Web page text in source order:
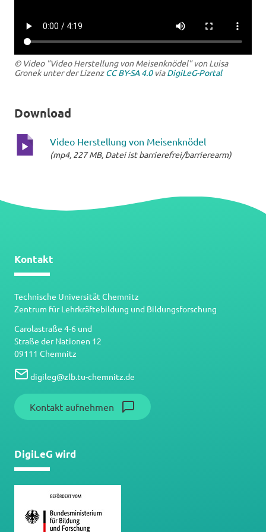
© Video "Video Herstellung von Meisenknödel" von Luisa
Gronek unter der LizenzCC BY-SA 4.0viaDigiLeG-Portal
Download
Video Herstellung von Meisenknödel
(mp4, 227 MB, Datei ist barrierefrei/barrierearm)
Kontakt
Technische Universität Chemnitz
Zentrum für Lehrkräftebildung und Bildungsforschung
Carolastraße 4-6 und
Straße der Nationen 12
09111 Chemnitz
digileg@zlb.tu-chemnitz.de
Kontakt aufnehmen
DigiLeG wird